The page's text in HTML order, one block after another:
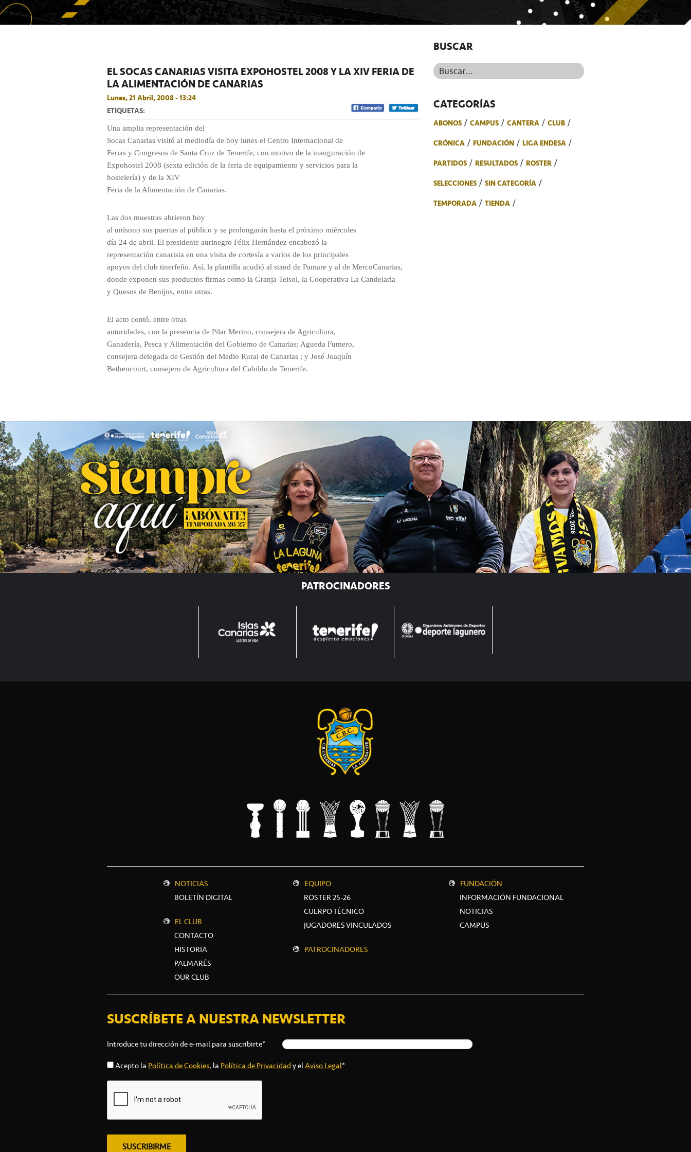
EL SOCAS CANARIAS VISITA EXPOHOSTEL 2008 Y LA XIV FERIA DE
LA ALIMENTACIÓN DE CANARIAS
Lunes, 21 Abril, 2008 - 13:24
ETIQUETAS:
Una amplia representación del
Socas Canarias visitó al mediodía de hoy lunes el Centro Internacional de
Ferias y Congresos de Santa Cruz de Tenerife, con motivo de la inauguración de
Expohostel 2008 (sexta edición de la feria de equipamiento y servicios para la
hostelería) y de la XIV
Feria de la Alimentación de Canarias.
Las dos muestras abrieron hoy
al unísono sus puertas al público y se prolongarán hasta el próximo miércoles
día 24 de abril. El presidente aurinegro Félix Hernández encabezó la
representación canarista en una visita de cortesía a varios de los principales
apoyos del club tinerfeño. Así, la plantilla acudió al stand de Pamare y al de MercoCanarias,
donde exponen sus productos firmas como la Granja Teisol, la Cooperativa La Candelaria
y Quesos de Benijos, entre otras.
El acto contó, entre otras
autoridades, con la presencia de Pilar Merino, consejera de Agricultura,
Ganadería, Pesca y Alimentación del Gobierno de Canarias; Agueda Fumero,
consejera delegada de Gestión del Medio Rural de Canarias ; y José Joaquín
Bethencourt, consejero de Agricultura del Cabildo de Tenerife.
BUSCAR
Buscar...
CATEGORÍAS
ABONOS CAMPUS CANTERA
CLUB
CRÓNICA
FUNDACIÓN
LIGA ENDESA
PARTIDOS
RESULTADOS
ROSTER
SELECCIONES
SIN CATEGORÍA
TEMPORADA
TIENDA
PATROCINADORES
NOTICIAS
BOLETÍN DIGITAL
EL CLUB
CONTACTO
HISTORIA
PALMARÉS
OUR CLUB
EQUIPO
ROSTER 25-26
CUERPO TÉCNICO
JUGADORES VINCULADOS
PATROCINADORES
FUNDACIÓN
INFORMACIÓN FUNDACIONAL
NOTICIAS
CAMPUS
SUSCRÍBETE A NUESTRA NEWSLETTER
Introduce tu dirección de e-mail para suscribirte*
Acepto la Política de Cookies, la Política de Privacidady elAviso Legal*